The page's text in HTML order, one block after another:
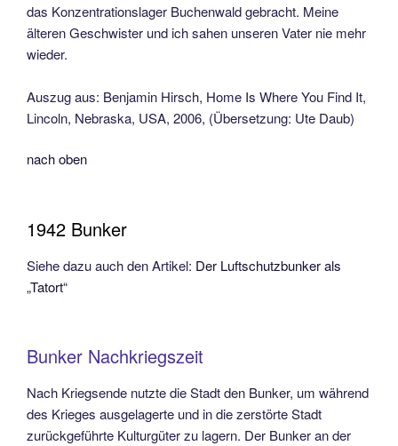
das Konzentrationslager Buchenwald gebracht. Meine
älteren Geschwister und ich sahen unseren Vater nie mehr
wieder.
Auszug aus: Benjamin Hirsch, Home Is Where You Find It,
Lincoln, Nebraska, USA, 2006, (Übersetzung: Ute Daub)
nach oben
1942 Bunker
Siehe dazu auch den Artikel: Der Luftschutzbunker als
„Tatort“
Bunker Nachkriegszeit
Nach Kriegsende nutzte die Stadt den Bunker, um während
des Krieges ausgelagerte und in die zerstörte Stadt
zurückgeführte Kulturgüter zu lagern. Der Bunker an der